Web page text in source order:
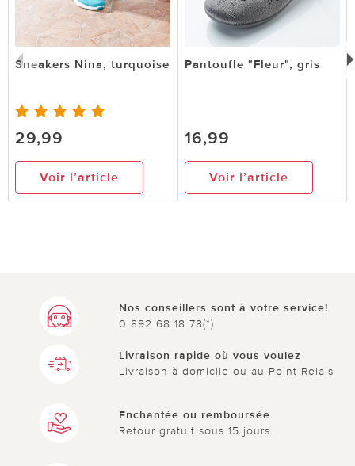
Sneakers Nina, turquoise
29,99
Voir l’article
Pantoufle "Fleur", gris
16,99
Voir l’article
Nos conseillers sont à votre service!
0 892 68 18 78(*)
Livraison rapide où vous voulez
Livraison à domicile ou au Point Relais
Enchantée ou remboursée
Retour gratuit sous 15 jours